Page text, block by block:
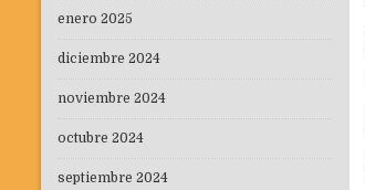
enero 2025
diciembre 2024
noviembre 2024
octubre 2024
septiembre 2024